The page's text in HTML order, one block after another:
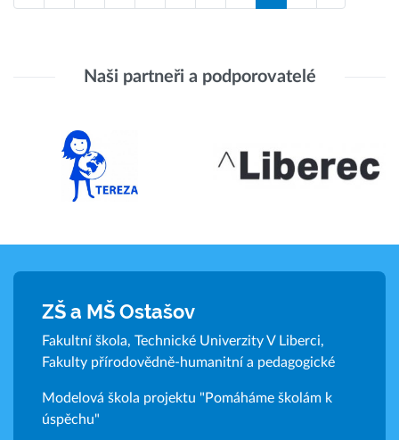
Naši partneři a podporovatelé
ZŠ a MŠ Ostašov
Fakultní škola, Technické Univerzity V Liberci,
Fakulty přírodovědně-humanitní a pedagogické
Modelová škola projektu "Pomáháme školám k
úspěchu"